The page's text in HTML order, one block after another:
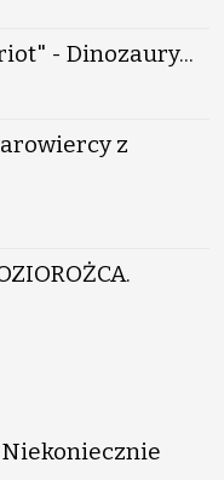
- Dinozaury...
z